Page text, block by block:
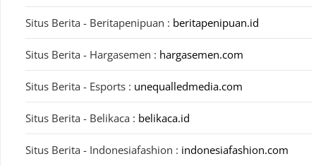
Situs Berita - Beritapenipuan : beritapenipuan.id
Situs Berita - Hargasemen : hargasemen.com
Situs Berita - Esports : unequalledmedia.com
Situs Berita - Belikaca : belikaca.id
Situs Berita - Indonesiafashion : indonesiafashion.com